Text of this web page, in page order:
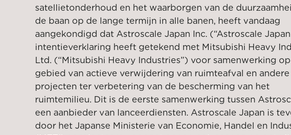
satellietonderhoud en het waarborgen van de
de baan op de lange termijn in alle banen, heeft vandaag
aangekondigd dat Astroscale Japan Inc. (“Astroscale
intentieverklaring heeft getekend met Mitsubishi Heavy
Ltd. (“Mitsubishi Heavy Industries”) voor samenwerking
gebied van actieve verwijdering van ruimteafval en andere
projecten ter verbetering van de bescherming van het
ruimtemilieu. Dit is de eerste samenwerking tussen
een aanbieder van lanceerdiensten. Astroscale Japan is
door het Japanse Ministerie van Economie, Handel en